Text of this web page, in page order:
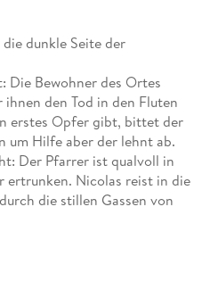
dunkle Seite der
Die Bewohner des Ortes
den Tod in den Fluten
erstes Opfer gibt, bittet der
um Hilfe aber der lehnt ab.
Der Pfarrer ist qualvoll in
ertrunken. Nicolas reist in die
die stillen Gassen von
| ca. 11 h 46 min.